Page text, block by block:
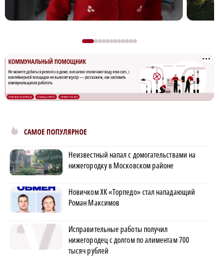
САМОЕ ПОПУЛЯРНОЕ
Неизвестный напал с домогательствами на
нижегородку в Московском районе
Новичком ХК «Торпедо» стал нападающий
Роман Максимов
Исправительные работы получил
нижегородец с долгом по алиментам 700
тысяч рублей